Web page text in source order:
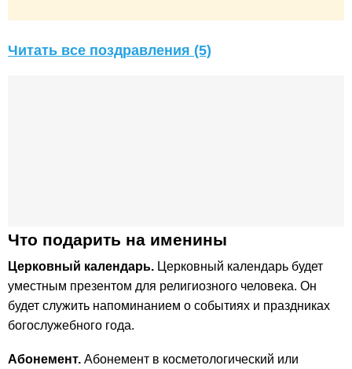
Читать все поздравления (5)
Что подарить на именины
Церковный календарь. Церковный календарь будет
уместным презентом для религиозного человека. Он
будет служить напоминанием о событиях и праздниках
богослужебного года.
Абонемент. Абонемент в косметологический или